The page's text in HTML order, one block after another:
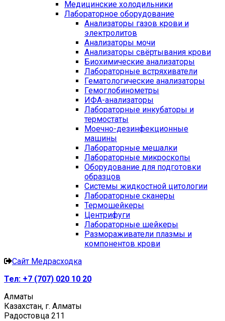
Медицинские холодильники
Лабораторное оборудование
Анализаторы газов крови и
электролитов
Анализаторы мочи
Анализаторы свёртывания крови
Биохимические анализаторы
Лабораторные встряхиватели
Гематологические анализаторы
Гемоглобинометры
ИФА-анализаторы
Лабораторные инкубаторы и
термостаты
Моечно-дезинфекционные
машины
Лабораторные мешалки
Лабораторные микроскопы
Оборудование для подготовки
образцов
Системы жидкостной цитологии
Лабораторные сканеры
Термошейкеры
Центрифуги
Лабораторные шейкеры
Размораживатели плазмы и
компонентов крови
Сайт Медрасходка
Тел: +7 (707) 020 10 20
Алматы
Казахстан, г. Алматы
Радостовца 211